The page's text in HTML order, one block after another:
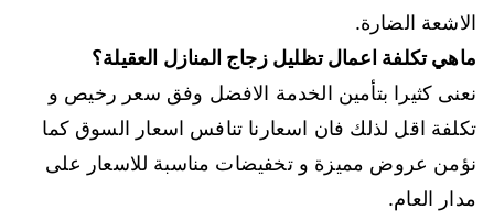
الاشعة الضارة.
ماهي تكلفة اعمال تظليل زجاج المنازل العقيلة؟
نعنى كثيرا بتأمين الخدمة الافضل وفق سعر رخيص و
تكلفة اقل لذلك فان اسعارنا تنافس اسعار السوق كما
نؤمن عروض مميزة و تخفيضات مناسبة للاسعار على
مدار العام.